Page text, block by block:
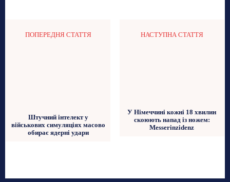
ПОПЕРЕДНЯ СТАТТЯ
Штучний інтелект у
військових симуляціях масово
обирає ядерні удари
НАСТУПНА СТАТТЯ
У Німеччині кожні 18 хвилин
скоюють напад із ножем:
Messerinzidenz